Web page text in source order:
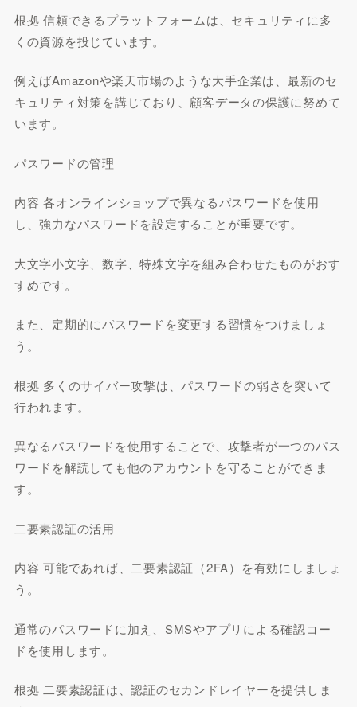
根拠 信頼できるプラットフォームは、セキュリティに多
くの資源を投じています。
例えばAmazonや楽天市場のような大手企業は、最新のセ
キュリティ対策を講じており、顧客データの保護に努めて
います。
パスワードの管理
内容 各オンラインショップで異なるパスワードを使用
し、強力なパスワードを設定することが重要です。
大文字小文字、数字、特殊文字を組み合わせたものがおす
すめです。
また、定期的にパスワードを変更する習慣をつけましょ
う。
根拠 多くのサイバー攻撃は、パスワードの弱さを突いて
行われます。
異なるパスワードを使用することで、攻撃者が一つのパス
ワードを解読しても他のアカウントを守ることができま
す。
二要素認証の活用
内容 可能であれば、二要素認証（2FA）を有効にしましょ
う。
通常のパスワードに加え、SMSやアプリによる確認コー
ドを使用します。
根拠 二要素認証は、認証のセカンドレイヤーを提供しま